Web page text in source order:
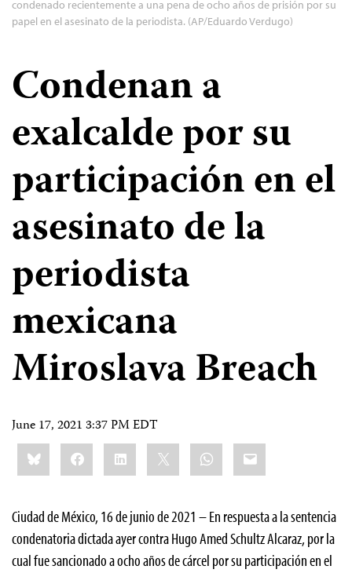
condenado recientemente a una pena de ocho años de prisión por su
papel en el asesinato de la periodista. (AP/Eduardo Verdugo)
Condenan a
exalcalde por su
participación en el
asesinato de la
periodista
mexicana
Miroslava Breach
June 17, 2021 3:37 PM EDT
Share
this:BlueskyFacebookLinkedIn WhatsApp
Email
Ciudad de México, 16 de junio de 2021 – En respuesta a la sentencia
condenatoria dictada ayer contra Hugo Amed Schultz Alcaraz, por la
cual fue sancionado a ocho años de cárcel por su participación en el